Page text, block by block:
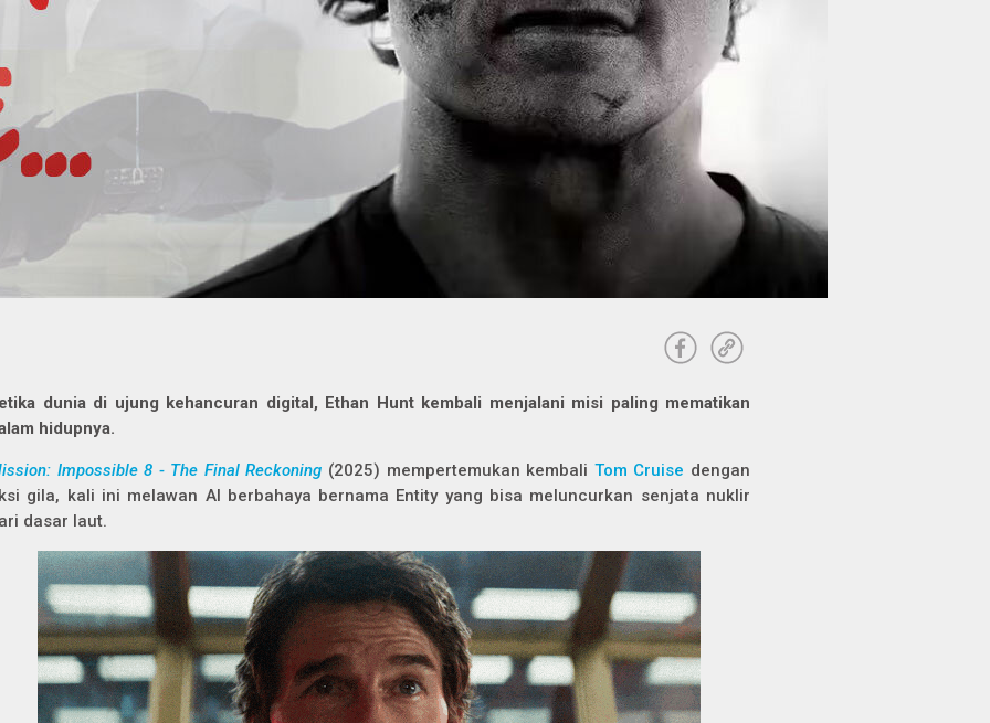
dunia di ujung kehancuran digital, Ethan Hunt kembali menjalani misi paling mematikan
hidupnya.
Impossible 8 - The Final Reckoning (2025) mempertemukan kembali Tom Cruise dengan
gila, kali ini melawan AI berbahaya bernama Entity yang bisa meluncurkan senjata nuklir
dasar laut.